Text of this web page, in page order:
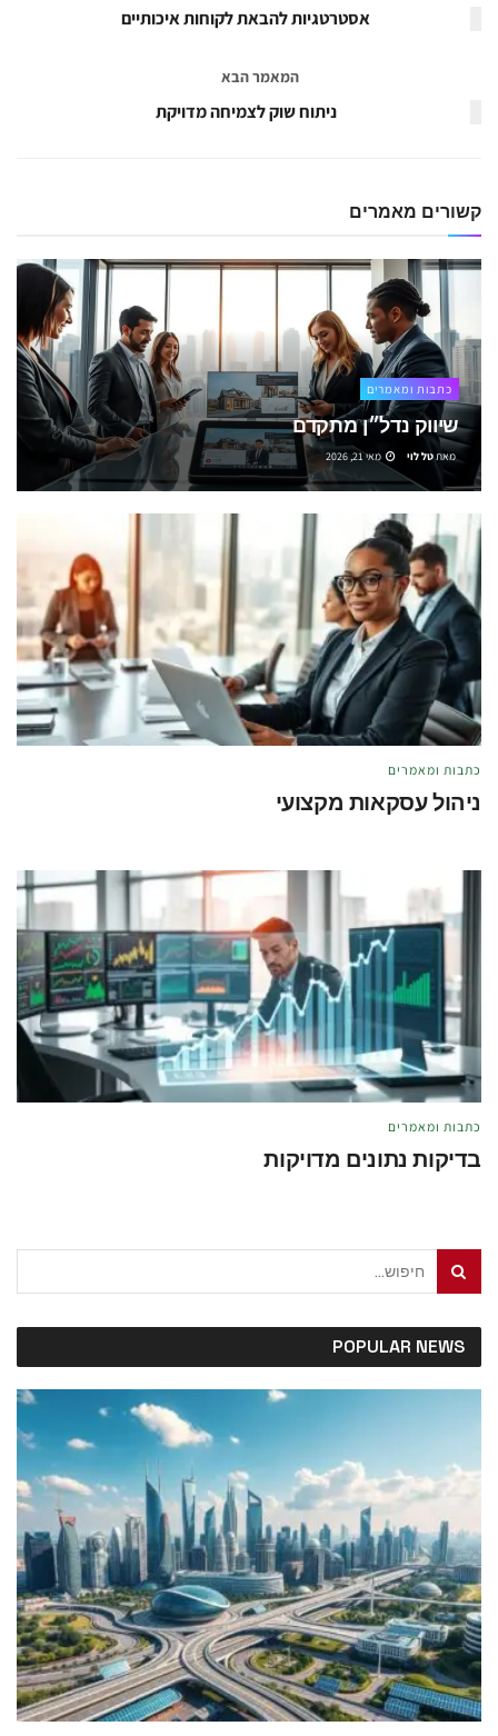
אסטרטגיות להבאת לקוחות איכותיים
המאמר הבא
ניתוח שוק לצמיחה מדויקת
קשורים מאמרים
כתבות ומאמרים
שיווק נדל״ן מתקדם
מאתטל לוי מאי 21, 2026
כתבות ומאמרים
ניהול עסקאות מקצועי
כתבות ומאמרים
בדיקות נתונים מדויקות
POPULAR NEWS